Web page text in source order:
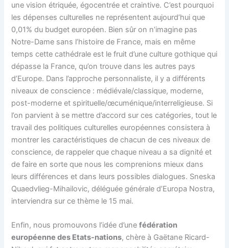
une vision étriquée, égocentrée et craintive. C’est pourquoi
les dépenses culturelles ne représentent aujourd’hui que
0,01% du budget européen. Bien sûr on n’imagine pas
Notre-Dame sans l’histoire de France, mais en même
temps cette cathédrale est le fruit d’une culture gothique qui
dépasse la France, qu’on trouve dans les autres pays
d’Europe. Dans l’approche personnaliste, il y a différents
niveaux de conscience : médiévale/classique, moderne,
post-moderne et spirituelle/œcuménique/interreligieuse. Si
l’on parvient à se mettre d’accord sur ces catégories, tout le
travail des politiques culturelles européennes consistera à
montrer les caractéristiques de chacun de ces niveaux de
conscience, de rappeler que chaque niveau a sa dignité et
de faire en sorte que nous les comprenions mieux dans
leurs différences et dans leurs possibles dialogues. Sneska
Quaedvlieg-Mihailovic, déléguée générale d’Europa Nostra,
interviendra sur ce thème le 15 mai.
Enfin, nous promouvons l’idée d’unefédération
européenne des Etats-nations, chère à Gaëtane Ricard-